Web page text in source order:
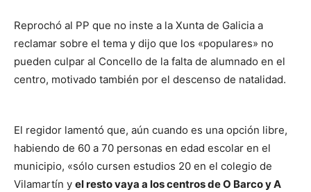
Reprochó al PP que no inste a la Xunta de Galicia a
reclamar sobre el tema y dijo que los «populares» no
pueden culpar al Concello de la falta de alumnado en el
centro, motivado también por el descenso de natalidad.
El regidor lamentó que, aún cuando es una opción libre,
habiendo de 60 a 70 personas en edad escolar en el
municipio, «sólo cursen estudios 20 en el colegio de
Vilamartín y el resto vaya a los centros de O Barco y A